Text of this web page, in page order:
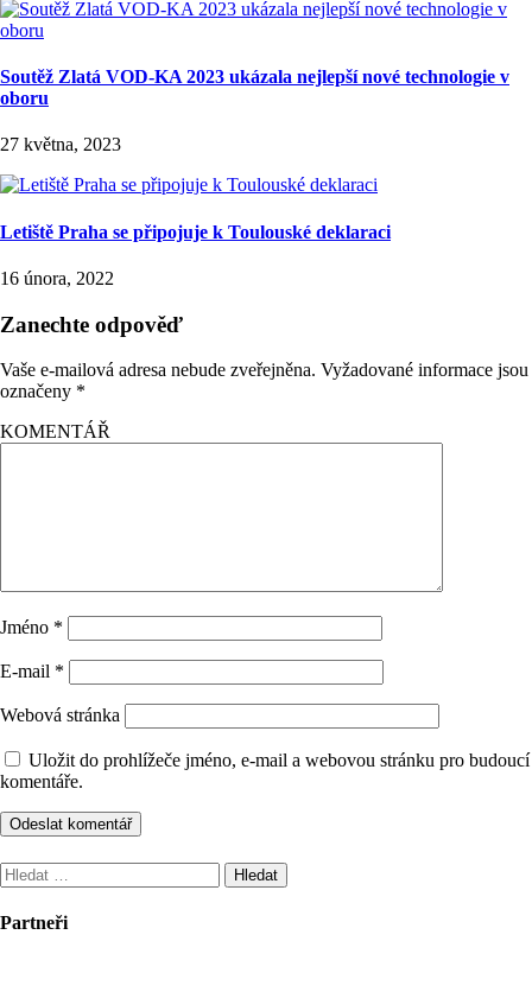
Soutěž Zlatá VOD-KA 2023 ukázala nejlepší nové technologie v
oboru
27 května, 2023
Letiště Praha se připojuje k Toulouské deklaraci
16 února, 2022
Zanechte odpověď
Vaše e-mailová adresa nebude zveřejněna. Vyžadované informace jsou
označeny *
KOMENTÁŘ
Jméno *
E-mail *
Webová stránka
Uložit do prohlížeče jméno, e-mail a webovou stránku pro budoucí
komentáře.
Vyhledávání
Partneři